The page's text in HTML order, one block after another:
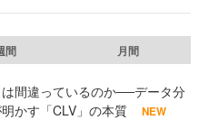
間 月間
間違っているのか──データ分
かす「CLV」の本質
NEW